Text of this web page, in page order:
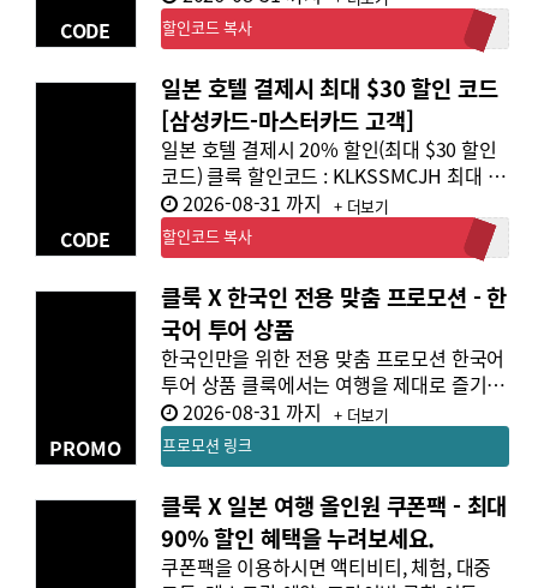
CODE
"BETTERONAPP"를 사용하시면5% 할인
을 받으실 수 있습니다. 취소나 환불시 재사
용 불가 결제후 적용 및 타 쿠폰과 중복적용
불가 본 쿠폰 코드는 단독 상품 및 할인 상품
에는 사용하실 수 없습니다. 적용 불가능 상
품 목록을 확인해주세요.
할인코드 복사
BETTERONAPP
CODE
일본 호텔 결제시 최대 $30 할인 코드
[삼성카드-마스터카드 고객]
일본 호텔 결제시 20% 할인(최대 $30 할인
코드) 클룩 할인코드 : KLKSSMCJH 최대 2
0% (최대 $30) 할인 - 최소 결제 조건 없어요
요 삼성카드-마스터카드 고객 대상 ※ 단 기
타 쿠폰 코드와 중복 사용 불가.※ 클룩 ID당
쿠폰 1회 다운로드 가능.
2026-08-31 까지
+ 더보기
할인코드 복사
KLKSSMCJH
PROMO
클룩 X 한국인 전용 맞춤 프로모션 - 한
국어 투어 상품
한국인만을 위한 전용 맞춤 프로모션 한국어
투어 상품 클룩에서는 여행을 제대로 즐기는
한국인만을 위한 특별 전용 프로모션 페이지
가 있습니다. 프랑스, 스페인, 이탈리아, LA,
뉴욕, 태국, 일본, 대만 등 다양한 투어 상품
을 제공하는데요, 한국인 가이드가 준비된
여행 상품도 만나보실 수 있습니다.
2026-08-31 까지
+ 더보기
프로모션 링크
클룩 X 일본 여행 올인원 쿠폰팩 - 최대
90% 할인 혜택을 누려보세요.
쿠폰팩을 이용하시면 액티비티, 체험, 대중